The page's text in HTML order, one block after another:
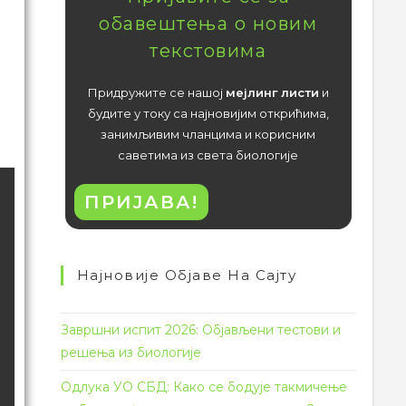
обавештења о новим
текстовима
Придружите се нашој мејлинг листи и
будите у току са најновијим открићима,
занимљивим чланцима и корисним
саветима из света биологије
ПРИЈАВА!
Најновије Објаве На Сајту
Завршни испит 2026: Објављени тестови и
решења из биологије
Одлука УО СБД: Како се бодује такмичење